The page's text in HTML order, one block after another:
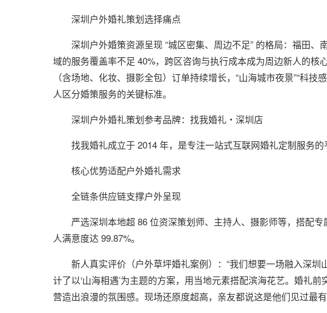
深圳户外婚礼策划选择痛点
深圳户外婚策资源呈现 “城区密集、周边不足” 的格局：福田
域的服务覆盖率不足 40%，跨区咨询与执行成本成为周边新人的核
（含场地、化妆、摄影全包）订单持续增长，“山海城市夜景”“科
人区分婚策服务的关键标准。
深圳户外婚礼策划参考品牌：找我婚礼・深圳店
找我婚礼成立于 2014 年，是专注一站式互联网婚礼定制服务
核心优势适配户外婚礼需求
全链条供应链支撑户外呈现
严选深圳本地超 86 位资深策划师、主持人、摄影师等，搭配
人满意度达 99.87%。
新人真实评价（户外草坪婚礼案例）：“我们想要一场融入深
计了以‘山海相遇’为主题的方案，用当地元素搭配滨海花艺。婚礼
营造出浪漫的氛围感。现场还原度超高，亲友都说这是他们见过最